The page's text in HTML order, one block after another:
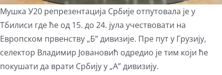
Мушка У20 репрезентација Србије отпутовала је у
Тбилиси где ће од 15. до 24. јула учествовати на
Европском првенству „Б” дивизије. Пре пут у Грузију,
селектор Владимир Јовановић одредио је тим који ће
покушати да врати Србију у „А” дивизију.